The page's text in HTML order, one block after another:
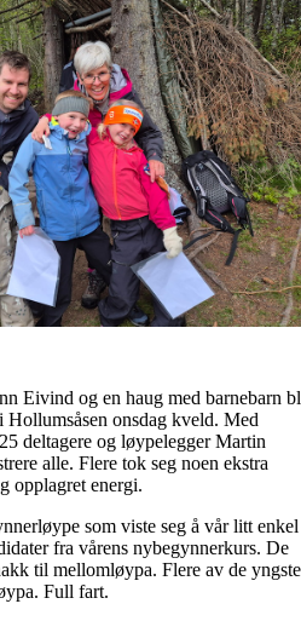
Eivind og en haug med barnebarn
onsdag kveld. Med
deltagere og løypelegger Martin
alle. Flere tok seg noen ekstra
opplagret energi.
som viste seg å vår litt enkel
fra vårens nybegynnerkurs. De
til mellomløypa. Flere av de yngste
Full fart.